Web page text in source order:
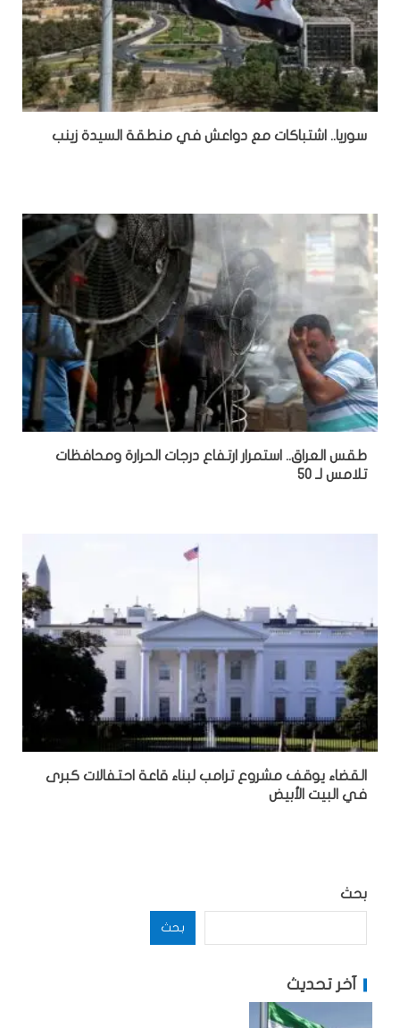
سوريا.. اشتباكات مع دواعش في منطقة السيدة زينب
طقس العراق.. استمرار ارتفاع درجات الحرارة ومحافظات
تلامس لـ 50
القضاء يوقف مشروع ترامب لبناء قاعة احتفالات كبرى
في البيت الأبيض
بحث
بحث
آخر تحديث